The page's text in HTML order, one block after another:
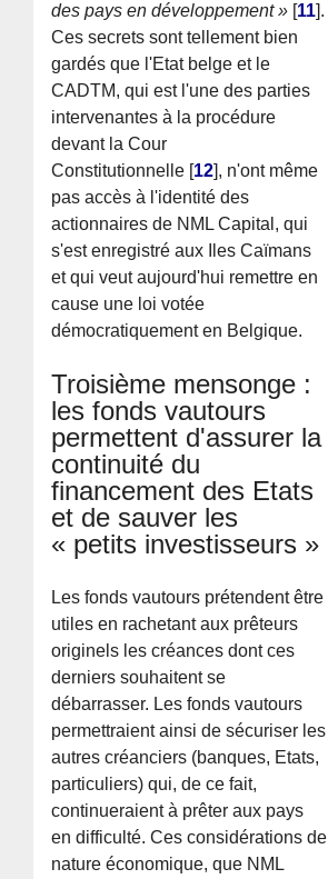
des pays en développement » [11].
Ces secrets sont tellement bien
gardés que l'Etat belge et le
CADTM, qui est l'une des parties
intervenantes à la procédure
devant la Cour
Constitutionnelle [12], n'ont même
pas accès à l'identité des
actionnaires de NML Capital, qui
s'est enregistré aux Iles Caïmans
et qui veut aujourd'hui remettre en
cause une loi votée
démocratiquement en Belgique.
Troisième mensonge :
les fonds vautours
permettent d'assurer la
continuité du
financement des Etats
et de sauver les
« petits investisseurs »
Les fonds vautours prétendent être
utiles en rachetant aux prêteurs
originels les créances dont ces
derniers souhaitent se
débarrasser. Les fonds vautours
permettraient ainsi de sécuriser les
autres créanciers (banques, Etats,
particuliers) qui, de ce fait,
continueraient à prêter aux pays
en difficulté. Ces considérations de
nature économique, que NML